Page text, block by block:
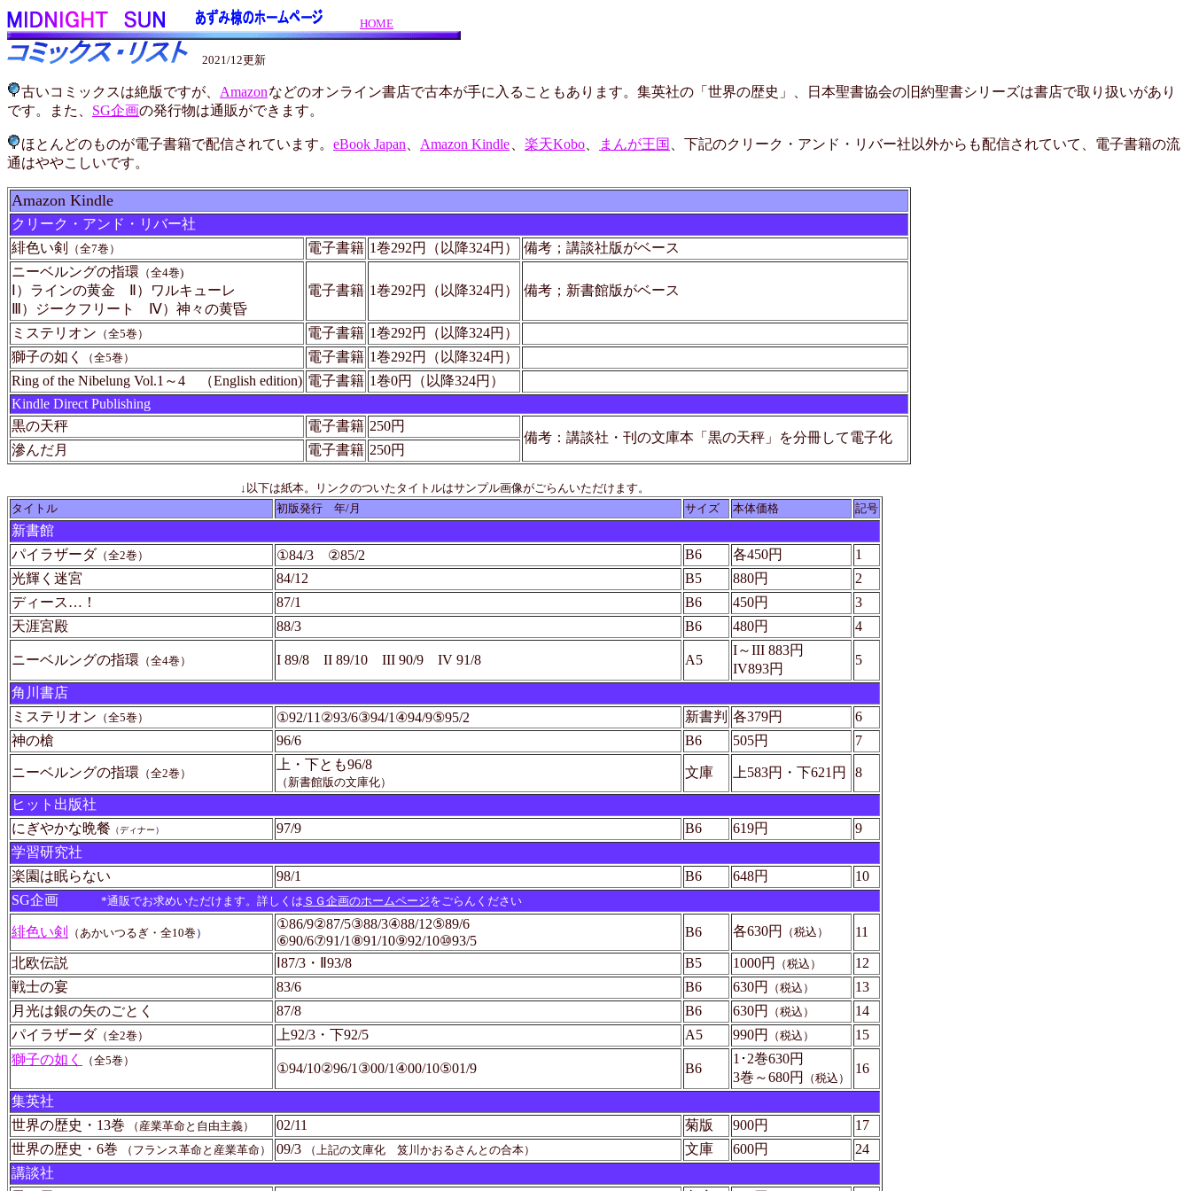
HOME
2021/12更新
古いコミックスは絶版ですが、 Amazonなどのオンライン書店で古本が手に入ることもあります。集英社の「世界の歴史」、日本聖書協会の旧約聖書シリーズは書店で取り扱いがあり
です。また、 SG企画の発行物は通販ができます。
ほとんどのものが電子書籍で配信されています。 eBook Japan Amazon Kindle 楽天Kobo まんが王国
、下記のクリーク・アンド・リバー社以外からも配信されていて、電子書籍の流
通はややこしいです。
Amazon Kindle
クリーク・アンド・リバー社
緋色い剣
（全7巻） 電子書籍 1巻292円（以降324円）
備考；講談社版がベース
ニーベルングの指環 （全4巻)
Ⅰ）ラインの黄金 Ⅱ）ワルキューレ
Ⅲ）ジークフリート Ⅳ）神々の黄昏
電子書籍 1巻292円（以降324円） 備考；新書館版がベース
ミステリオン （全5巻） 電子書籍 1巻292円（以降324円）
獅子の如く
（全5巻） 電子書籍 1巻292円（以降324円）
Ring of the Nibelung Vol.1～4 （English edition) 電子書籍 1巻0円（以降324円）
Kindle Direct Publishing
黒の天秤
電子書籍 250円
備考：講談社・刊の文庫本「黒の天秤」を分冊して電子化
滲んだ月
電子書籍 250円
↓以下は紙本。リンクのついたタイトルはサンプル画像がごらんいただけます。
タイトル
初版発行 年/月 サイズ 本体価格 記号
新書館
パイラザーダ （全2巻） ①84/3 ②85/2 B6 各450円
1
光輝く迷宮
84/12 B5 880円
2
ディース…！
87/1 B6 450円
3
天涯宮殿
88/3 B6 480円 4
ニーベルングの指環 （全4巻） I 89/8 II 89/10 III 90/9 IV 91/8 A5
I～III 883円
IV893円
5
角川書店
ミステリオン （全5巻） ①92/11②93/6③94/1④94/9⑤95/2 新書判 各379円
6
神の槍
96/6 B6 505円 7
ニーベルングの指環 （全2巻）
上・下とも96/8
（新書館版の文庫化）
文庫 上583円・下621円 8
ヒット出版社
にぎやかな晩餐 （ディナー） 97/9 B6 619円
9
学習研究社
楽園は眠らない
98/1 B6 648円
10
SG企画
*通販でお求めいただけます。詳しくは ＳＧ企画のホームページをごらんください
緋色い剣 （あかいつるぎ ・全10巻）
①86/9②87/5③88/3④88/12⑤89/6
⑥90/6⑦91/1⑧91/10⑨92/10⑩93/5
B6 各630円 （税込） 11
北欧伝説 Ⅰ87/3・Ⅱ93/8 B5 1000円 （税込）
12
戦士の宴
83/6 B6 630円 （税込）
13
月光は銀の矢のごとく
87/8 B6 630円 （税込）
14
パイラザーダ （全2巻） 上92/3・下92/5 A5 990円 （税込）
15
獅子の如く
（全5巻）
①94/10②96/1③00/1④00/10⑤01/9 B6
1･2巻630円
3巻～680円
（税込）
16
集英社
世界の歴史・13巻 （産業革命と自由主義） 02/11 菊版 900円
17
世界の歴史・6巻
（フランス革命と産業革命） 09/3 （上記の文庫化 笈川かおるさんとの合本） 文庫 600円
24
講談社